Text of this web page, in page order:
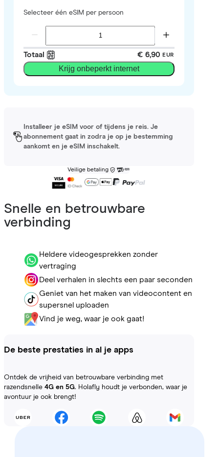
Selecteer één eSIM per persoon
Totaal € 6,90 EUR
Krijg onbeperkt internet
Installeer je eSIM voor of tijdens je reis. Je
abonnement gaat in zodra je op je bestemming
aankomt en je eSIM inschakelt.
Veilige betaling
Snelle en betrouwbare
verbinding
Heldere videogesprekken zonder
vertraging
Deel verhalen in slechts een paar seconden
Geniet van het maken van videocontent en
supersnel uploaden
Vind je weg, waar je ook gaat!
De beste prestaties in al je apps
Ontdek de vrijheid van betrouwbare verbinding met
razendsnelle 4G en 5G. Holafly houdt je verbonden, waar je
avontuur je ook brengt!